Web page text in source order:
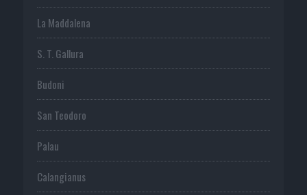
La Maddalena
S. T. Gallura
Budoni
San Teodoro
Palau
Calangianus